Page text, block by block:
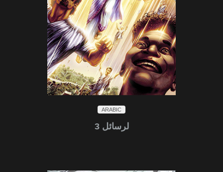
ARABIC
لرسائل 3